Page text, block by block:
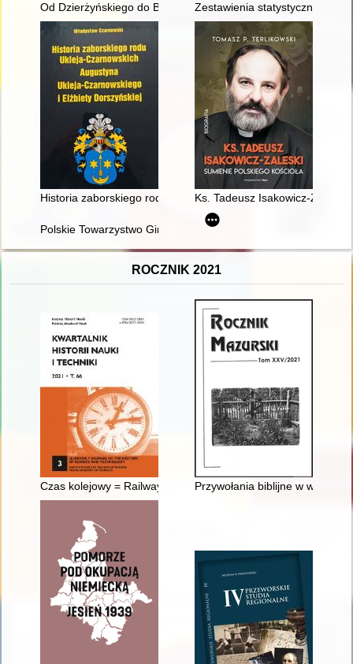
Od Dzierżyńskiego do Berii : studia o sowieckim prawie
Zestawienia statystyczne i
Historia zaborskiego rodu Ukleja-Czarnowskich Augustyna
Ks. Tadeusz Isakowicz-Zaleski
Polskie Towarzystwo Gimnastyczne "Sokół" : Rymanów 1907-
ROCZNIK 2021
Czas kolejowy = Railway time Przywołania biblijne w